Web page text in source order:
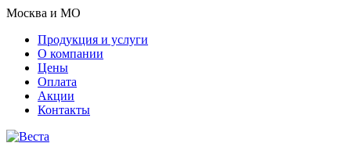
Москва и МО
Продукция и услуги
О компании
Цены
Оплата
Акции
Контакты